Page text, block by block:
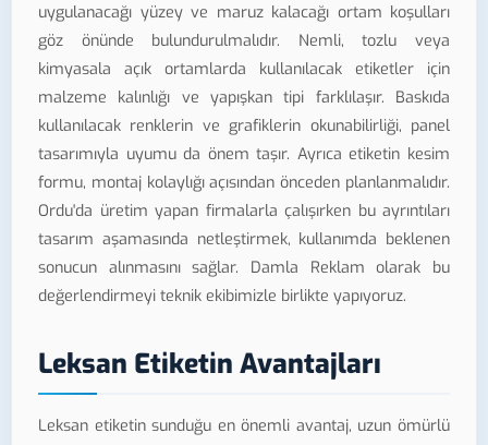
uygulanacağı yüzey ve maruz kalacağı ortam koşulları
göz önünde bulundurulmalıdır. Nemli, tozlu veya
kimyasala açık ortamlarda kullanılacak etiketler için
malzeme kalınlığı ve yapışkan tipi farklılaşır. Baskıda
kullanılacak renklerin ve grafiklerin okunabilirliği, panel
tasarımıyla uyumu da önem taşır. Ayrıca etiketin kesim
formu, montaj kolaylığı açısından önceden planlanmalıdır.
Ordu'da üretim yapan firmalarla çalışırken bu ayrıntıları
tasarım aşamasında netleştirmek, kullanımda beklenen
sonucun alınmasını sağlar. Damla Reklam olarak bu
değerlendirmeyi teknik ekibimizle birlikte yapıyoruz.
Leksan Etiketin Avantajları
Leksan etiketin sunduğu en önemli avantaj, uzun ömürlü